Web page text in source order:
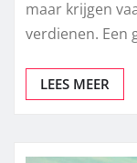
maar krijgen
verdienen. Een
LEES MEER